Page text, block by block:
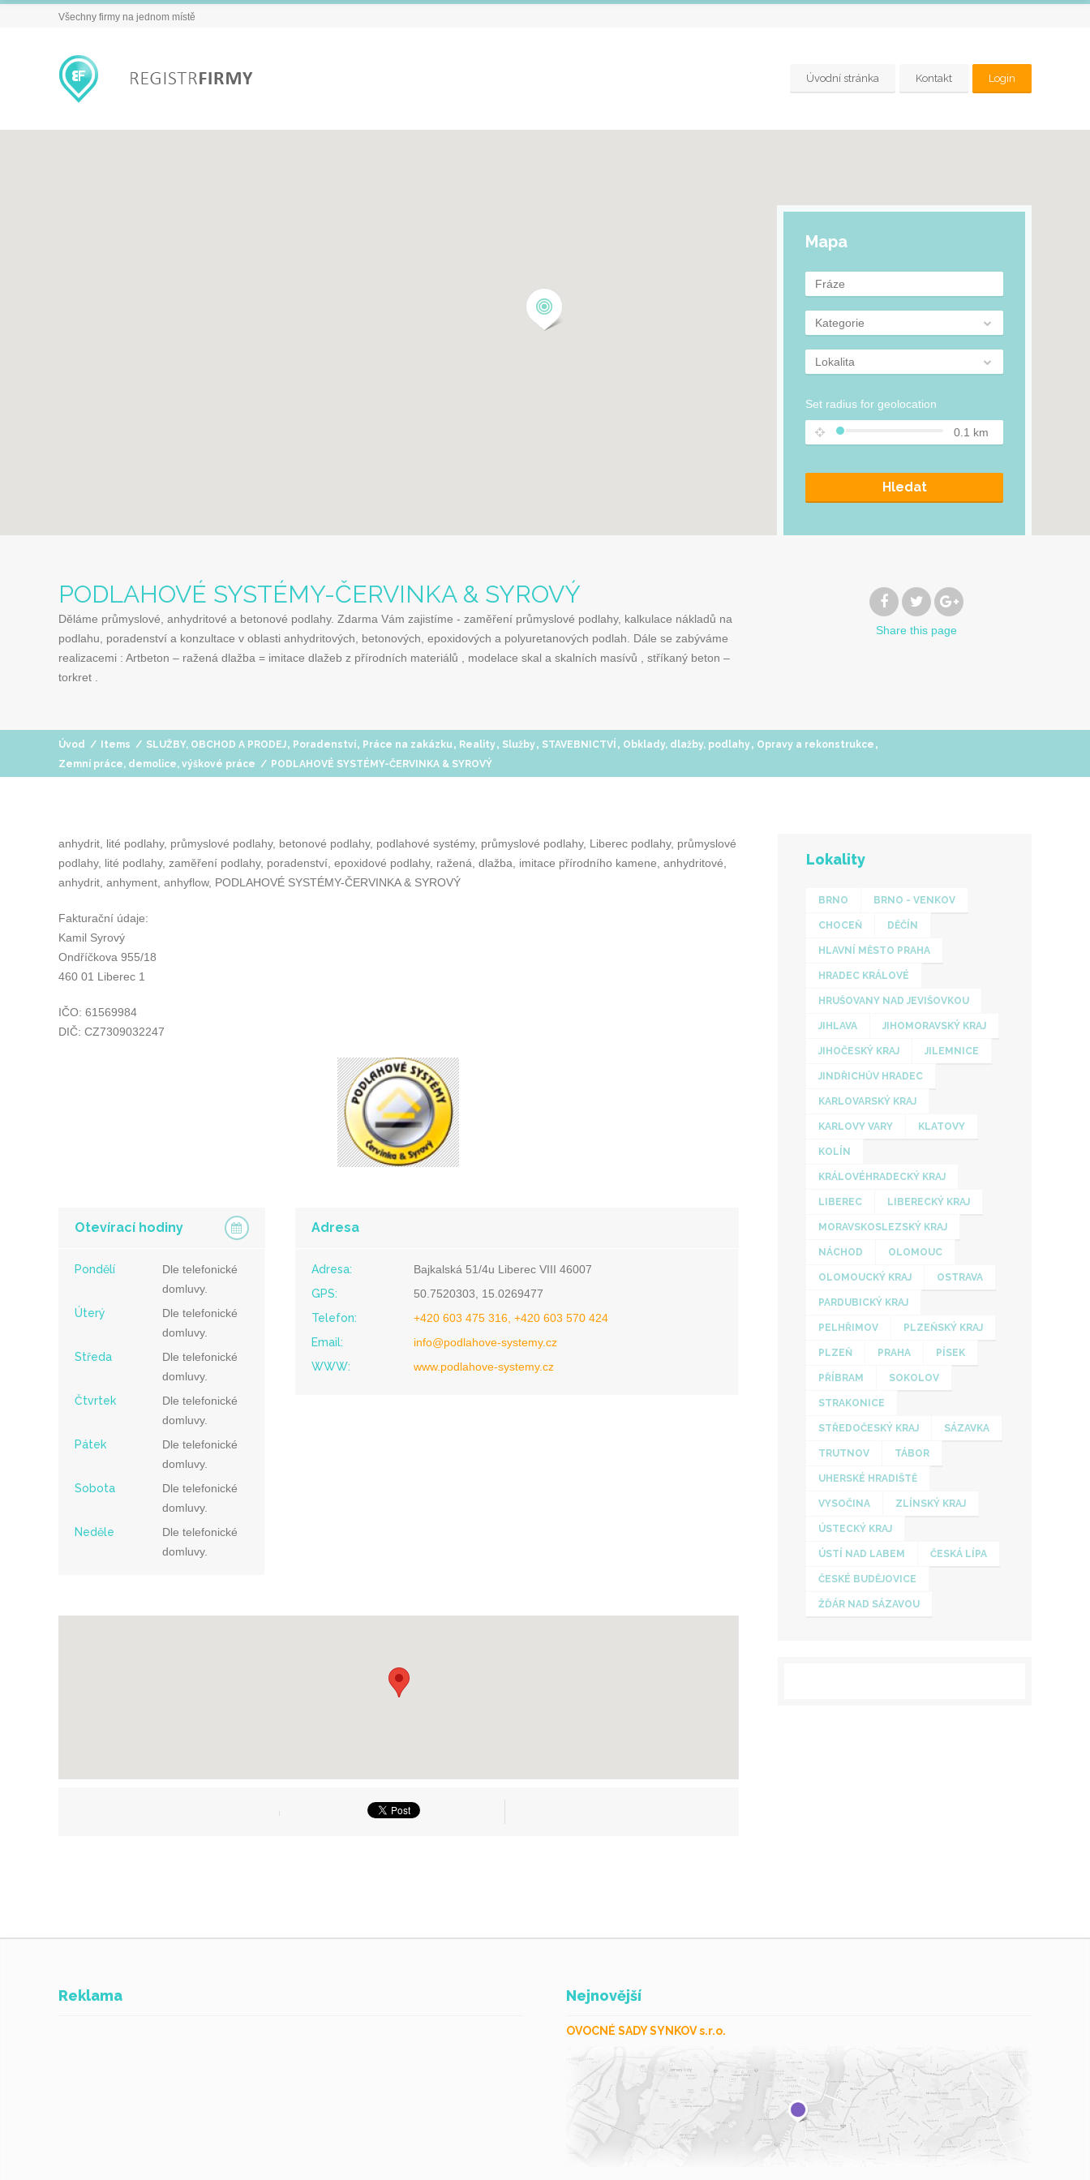
Všechny firmy na jednom místě
Úvodní stránka Kontakt Login
Mapa
Kategorie
Lokalita
Set radius for geolocation
0.1 km
Hledat
PODLAHOVÉ SYSTÉMY-ČERVINKA & SYROVÝ
Děláme průmyslové, anhydritové a betonové podlahy. Zdarma Vám zajistíme - zaměření průmyslové podlahy, kalkulace nákladů na
podlahu, poradenství a konzultace v oblasti anhydritových, betonových, epoxidových a polyuretanových podlah. Dále se zabýváme
realizacemi : Artbeton – ražená dlažba = imitace dlažeb z přírodních materiálů , modelace skal a skalních masívů , stříkaný beton –
torkret .
Share this page
Úvod / Items / SLUŽBY, OBCHOD A PRODEJ, Poradenství, Práce na zakázku, Reality, Služby, STAVEBNICTVÍ , Obklady, dlažby, podlahy, Opravy a rekonstrukce ,
Zemní práce, demolice, výškové práce / PODLAHOVÉ SYSTÉMY-ČERVINKA & SYROVÝ
anhydrit, lité podlahy, průmyslové podlahy, betonové podlahy, podlahové systémy, průmyslové podlahy, Liberec podlahy, průmyslové
podlahy, lité podlahy, zaměření podlahy, poradenství, epoxidové podlahy, ražená, dlažba, imitace přírodního kamene, anhydritové,
anhydrit, anhyment, anhyflow, PODLAHOVÉ SYSTÉMY-ČERVINKA & SYROVÝ
Fakturační údaje:
Kamil Syrový
Ondříčkova 955/18
460 01 Liberec 1
IČO: 61569984
DIČ: CZ7309032247
Otevírací hodiny
Pondělí
Dle telefonické
domluvy.
Úterý
Dle telefonické
domluvy.
Středa
Dle telefonické
domluvy.
Čtvrtek
Dle telefonické
domluvy.
Pátek
Dle telefonické
domluvy.
Sobota
Dle telefonické
domluvy.
Neděle
Dle telefonické
domluvy.
Adresa
Adresa:
Bajkalská 51/4u Liberec VIII 46007
GPS:
50.7520303, 15.0269477
Telefon:
+420 603 475 316, +420 603 570 424
Email:
info@podlahove-systemy.cz
WWW:
www.podlahove-systemy.cz
Lokality
BRNO BRNO - VENKOV
CHOCEŇ DĚČÍN
HLAVNÍ MĚSTO PRAHA
HRADEC KRÁLOVÉ
HRUŠOVANY NAD JEVIŠOVKOU
JIHLAVA JIHOMORAVSKÝ KRAJ
JIHOČESKÝ KRAJ JILEMNICE
JINDŘICHŮV HRADEC
KARLOVARSKÝ KRAJ
KARLOVY VARY KLATOVY
KOLÍN
KRÁLOVÉHRADECKÝ KRAJ
LIBEREC LIBERECKÝ KRAJ
MORAVSKOSLEZSKÝ KRAJ
NÁCHOD OLOMOUC
OLOMOUCKÝ KRAJ OSTRAVA
PARDUBICKÝ KRAJ
PELHŘIMOV PLZEŇSKÝ KRAJ
PLZEŇ PRAHA PÍSEK
PŘÍBRAM SOKOLOV
STRAKONICE
STŘEDOČESKÝ KRAJ SÁZAVKA
TRUTNOV TÁBOR
UHERSKÉ HRADIŠTĚ
VYSOČINA ZLÍNSKÝ KRAJ
ÚSTECKÝ KRAJ
ÚSTÍ NAD LABEM ČESKÁ LÍPA
ČESKÉ BUDĚJOVICE
ŽĎÁR NAD SÁZAVOU
Reklama Nejnovější
OVOCNÉ SADY SYNKOV s.r.o.